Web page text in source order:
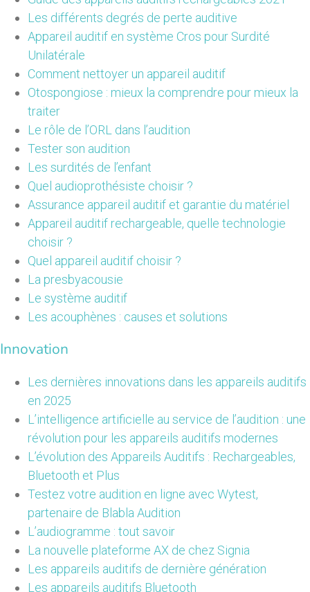
Les différents degrés de perte auditive
Appareil auditif en système Cros pour Surdité
Unilatérale
Comment nettoyer un appareil auditif
Otospongiose : mieux la comprendre pour mieux la
traiter
Le rôle de l’ORL dans l’audition
Tester son audition
Les surdités de l’enfant
Quel audioprothésiste choisir ?
Assurance appareil auditif et garantie du matériel
Appareil auditif rechargeable, quelle technologie
choisir ?
Quel appareil auditif choisir ?
La presbyacousie
Le système auditif
Les acouphènes : causes et solutions
Innovation
Les dernières innovations dans les appareils auditifs
en 2025
L’intelligence artificielle au service de l’audition : une
révolution pour les appareils auditifs modernes
L’évolution des Appareils Auditifs : Rechargeables,
Bluetooth et Plus
Testez votre audition en ligne avec Wytest,
partenaire de Blabla Audition
L’audiogramme : tout savoir
La nouvelle plateforme AX de chez Signia
Les appareils auditifs de dernière génération
Les appareils auditifs Bluetooth